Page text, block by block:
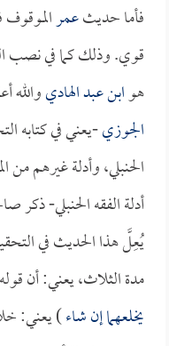
فأما حديثعمر
قوي. وذلك كما في نصب
هوابن عبد الهاديوالله
الجوزي-يعني في كتابه
الحنبلي، وأدلة غيرهم
أدلة الفقه الحنبلي-
يُعِلَّ هذا الحديث في
مدة الثلاث، يعني: أن
يخلعهما إن شاء) يعني: